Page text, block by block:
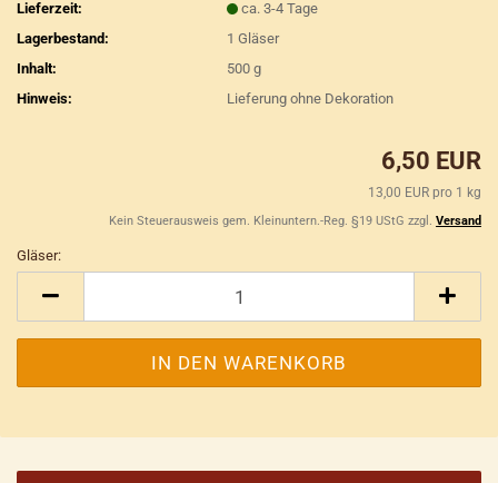
Lieferzeit:
ca. 3-4 Tage
Lagerbestand:
1Gläser
Inhalt:
500 g
Hinweis:
Lieferung ohne Dekoration
6,50 EUR
13,00 EUR pro 1 kg
Kein Steuerausweis gem. Kleinuntern.-Reg. §19 UStG zzgl. Versand
Gläser: